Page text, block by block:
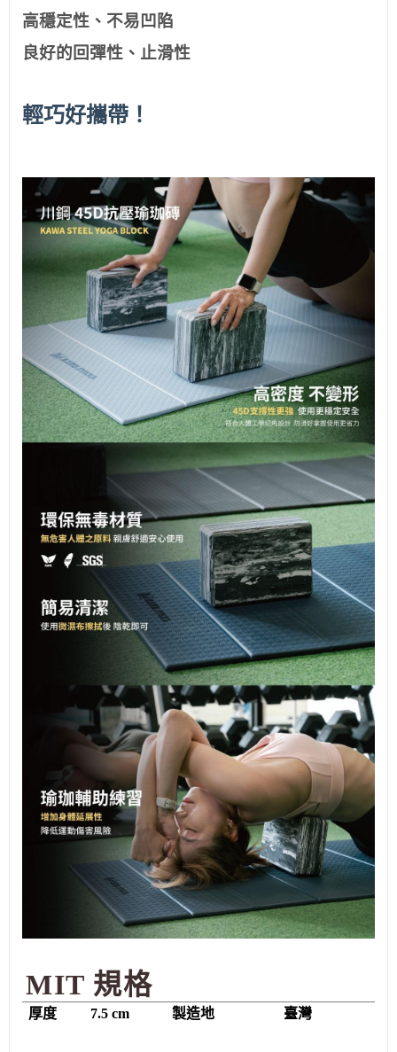
高穩定性、不易凹陷
良好的回彈性、止滑性
輕巧好攜帶！
MIT 規格
厚度 7.5 cm 製造地 臺灣